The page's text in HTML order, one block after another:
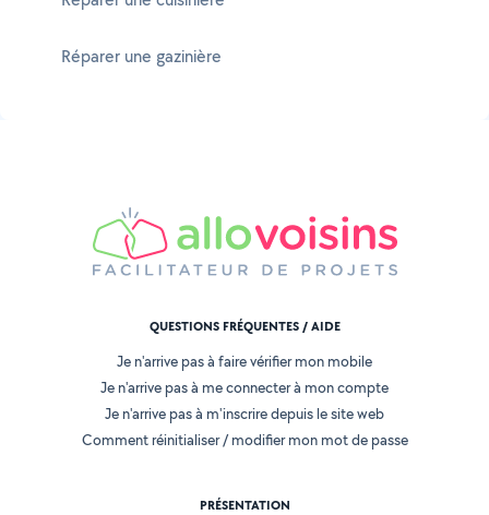
Réparer une gazinière
QUESTIONS FRÉQUENTES / AIDE
Je n'arrive pas à faire vérifier mon mobile
Je n'arrive pas à me connecter à mon compte
Je n'arrive pas à m'inscrire depuis le site web
Comment réinitialiser / modifier mon mot de passe
PRÉSENTATION